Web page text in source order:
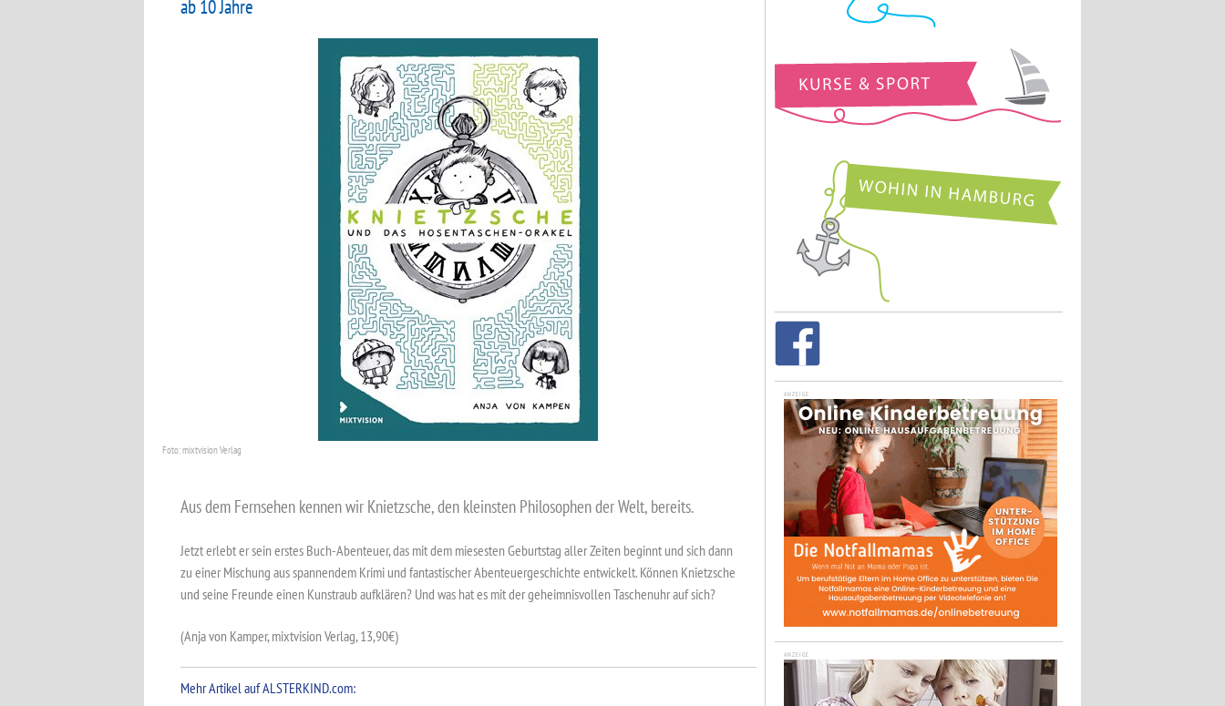
ab 10 Jahre
Foto: mixtvision Verlag
Aus dem Fernsehen kennen wir Knietzsche, den kleinsten Philosophen der Welt, bereits.
Jetzt erlebt er sein erstes Buch-Abenteuer, das mit dem miesesten Geburtstag aller Zeiten beginnt und sich dann
zu einer Mischung aus spannendem Krimi und fantastischer Abenteuergeschichte entwickelt. Können Knietzsche
und seine Freunde einen Kunstraub aufklären? Und was hat es mit der geheimnisvollen Taschenuhr auf sich?
(Anja von Kamper, mixtvision Verlag, 13,90€)
Mehr Artikel auf ALSTERKIND.com:
ANZEIGE
ANZEIGE